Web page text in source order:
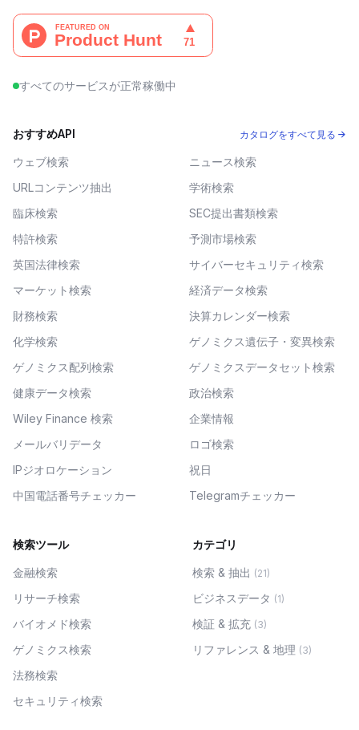
すべてのサービスが正常稼働中
おすすめAPI カタログをすべて見る →
ウェブ検索
ニュース検索
URLコンテンツ抽出
学術検索
臨床検索
SEC提出書類検索
特許検索
予測市場検索
英国法律検索
サイバーセキュリティ検索
マーケット検索
経済データ検索
財務検索
決算カレンダー検索
化学検索
ゲノミクス遺伝子・変異検索
ゲノミクス配列検索
ゲノミクスデータセット検索
健康データ検索
政治検索
Wiley Finance 検索
企業情報
メールバリデータ
ロゴ検索
IPジオロケーション
祝日
中国電話番号チェッカー
Telegramチェッカー
検索ツール
金融検索
リサーチ検索
バイオメド検索
ゲノミクス検索
法務検索
セキュリティ検索
カテゴリ
検索 & 抽出 (21)
ビジネスデータ (1)
検証 & 拡充 (3)
リファレンス & 地理 (3)